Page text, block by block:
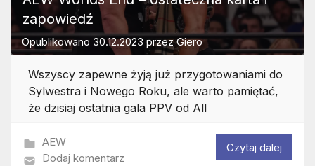
zapowiedź
Opublikowano 30.12.2023 przezGiero
Wszyscy zapewne żyją już przygotowaniami do
Sylwestra i Nowego Roku, ale warto pamiętać,
że dzisiaj ostatnia gala PPV od All
AEW
Dodaj komentarz
Czytaj dalej